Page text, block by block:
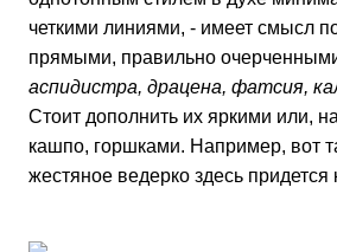
четкими линиями, - имеет смысл
прямыми, правильно
аспидистра, драцена, фатсия,
Стоит дополнить их яркими или,
кашпо, горшками. Например, вот
жестяное ведерко здесь придется